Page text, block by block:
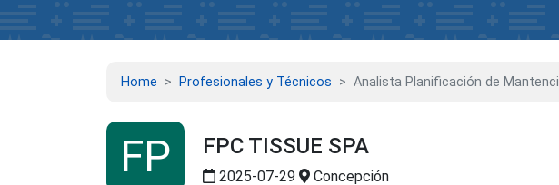
Home Profesionales y Técnicos Analista Planificación de
FP FPC TISSUE SPA
2025-07-29 Concepción